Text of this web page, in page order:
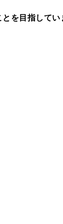
を目指してい